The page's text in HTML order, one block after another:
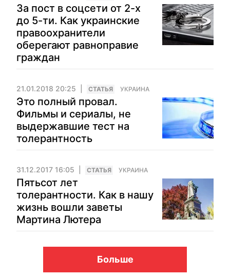
За пост в соцсети от 2-х
до 5-ти. Как украинские
правоохранители
оберегают равноправие
граждан
21.01.2018 20:25 CТАТЬЯ УКРАИНА
Это полный провал.
Фильмы и сериалы, не
выдержавшие тест на
толерантность
31.12.2017 16:05 CТАТЬЯ УКРАИНА
Пятьсот лет
толерантности. Как в нашу
жизнь вошли заветы
Мартина Лютера
Больше